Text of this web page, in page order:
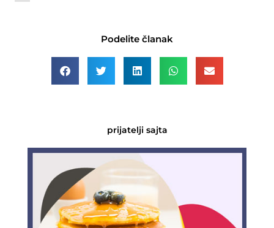
Podelite članak
prijatelji sajta